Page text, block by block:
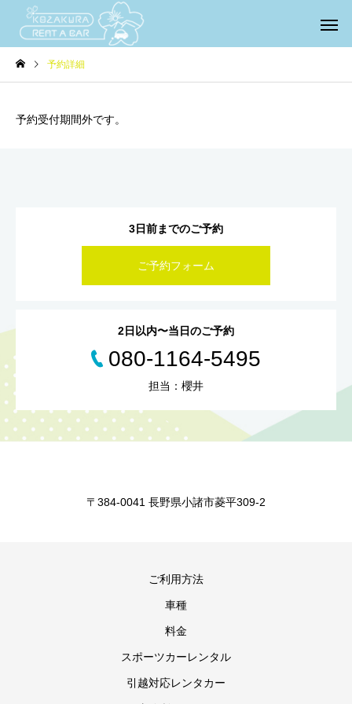
予約詳細
予約受付期間外です。
3日前までのご予約
ご予約フォーム
2日以内〜当日のご予約
080-1164-5495
担当：櫻井
〒384-0041 長野県小諸市菱平309-2
ご利用方法
車種
料金
スポーツカーレンタル
引越対応レンタカー